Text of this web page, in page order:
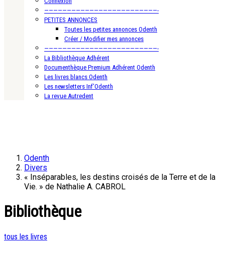
—————————————————————————-
PETITES ANNONCES
Toutes les petites annonces Odenth
Créer / Modifier mes annonces
—————————————————————————-
La Bibliothèque Adhérent
Documenthèque Premium Adhérent Odenth
Les livres blancs Odenth
Les newsletters Inf’Odenth
La revue Autredent
Odenth
Divers
« Inséparables, les destins croisés de la Terre et de la
Vie. » de Nathalie A. CABROL
Bibliothèque
tous les livres